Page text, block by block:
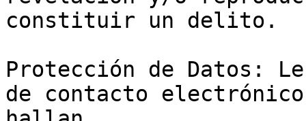
constituir un delito.
Protección de Datos:
de contacto